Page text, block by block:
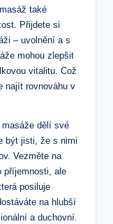
také
Přijdete si
– uvolnění a ‌s
mohou zlepšit
vitalitu. Což
najít rovnováhu v
dělí své
být jisti,⁤ že s nimi
Vezměte na
příjemnosti, ale
posiluje
na hlubší
a duchovní.